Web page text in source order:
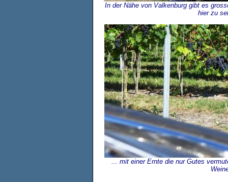
In der Nähe von Valkenburg gibt es
hier zu
... mit einer Ernte die nur Gutes